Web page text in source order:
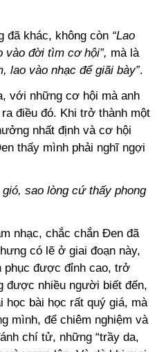
đã khác, không còn “Lao
vào đời tìm cơ hội”, mà là
lao vào nhạc để giãi bày”.
với những cơ hội mà anh
điều đó. Khi trở thành một
nhất định và cơ hội
thấy mình phải nghĩ ngợi
sao lòng cứ thấy phong
nhạc, chắc chắn Đen đã
có lẽ ở giai đoạn này,
phục được đỉnh cao, trở
được nhiều người biết đến,
học bài học rất quý giá, mà
mình, để chiêm nghiệm và
chí tử, những “trầy da,